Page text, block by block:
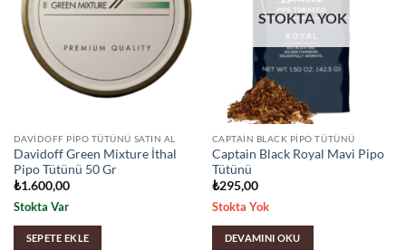
DAVIDOFF PIPO TÜTÜNÜ SATIN AL
Davidoff Green Mixture İthal
Pipo Tütünü 50 Gr
₺1.600,00
Stokta Var
SEPETE EKLE
STOKTA YOK
CAPTAIN BLACK PIPO TÜTÜNÜ
Captain Black Royal Mavi Pipo
Tütünü
₺295,00
Stokta Yok
DEVAMINI OKU